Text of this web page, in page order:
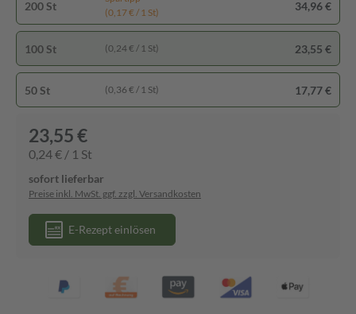
200 St
(0,17 € / 1 St)
34,96 €
100 St (0,24 € / 1 St) 23,55 €
50 St (0,36 € / 1 St) 17,77 €
23,55 €
0,24 € / 1 St
sofort lieferbar
Preise inkl. MwSt. ggf. zzgl. Versandkosten
E-Rezept einlösen